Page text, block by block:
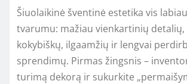
Šiuolaikinė šventinė estetika vis
tvarumu: mažiau vienkartinių detalių,
kokybiškų, ilgaamžių ir lengvai
sprendimų. Pirmas žingsnis –
turimą dekorą ir sukurkite